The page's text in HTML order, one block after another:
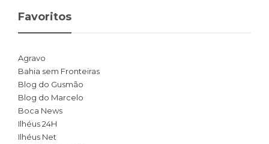
Favoritos
Agravo
Bahia sem Fronteiras
Blog do Gusmão
Blog do Marcelo
Boca News
Ilhéus 24H
Ilhéus Net